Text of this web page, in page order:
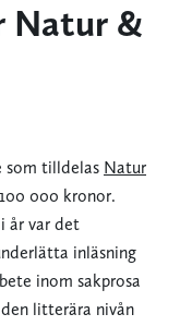
Natur &
som tilldelas Natur
000 kronor.
år var det
inläsning
inom sakprosa
litterära nivån